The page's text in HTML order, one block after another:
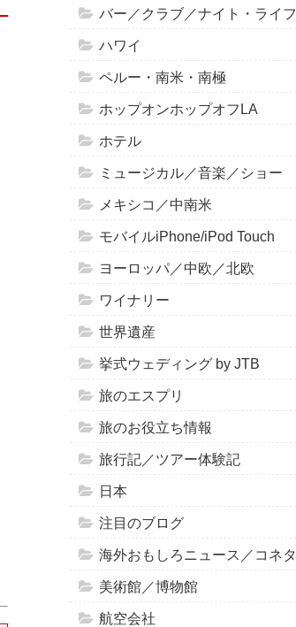
バー／クラブ／ナイト・ライフ
ハワイ
ペルー・南米・南極
ホップオンホップオフLA
ホテル
ミュージカル／音楽／ショー
メキシコ／中南米
モバイルiPhone/iPod Touch
ヨーロッパ／中欧／北欧
ワイナリー
世界遺産
挙式ウェディング by JTB
旅のエスプリ
旅のお役立ち情報
旅行記／ツアー体験記
日本
注目のブログ
海外おもしろニュース／コネタ
美術館／博物館
航空会社